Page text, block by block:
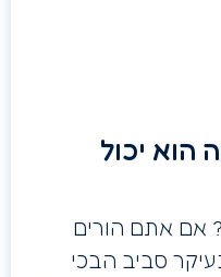
הוא יכול
אם אתם הורים
סביב הבכי